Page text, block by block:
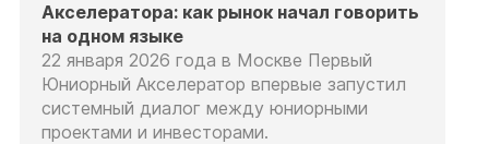
Акселератора: как рынок начал говорить
на одном языке
22 января 2026 года в Москве Первый
Юниорный Акселератор впервые запустил
системный диалог между юниорными
проектами и инвесторами.